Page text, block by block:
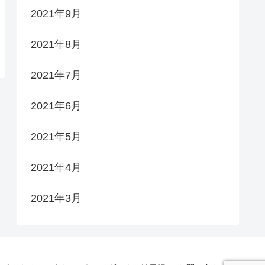
2021年9月
2021年8月
2021年7月
2021年6月
2021年5月
2021年4月
2021年3月